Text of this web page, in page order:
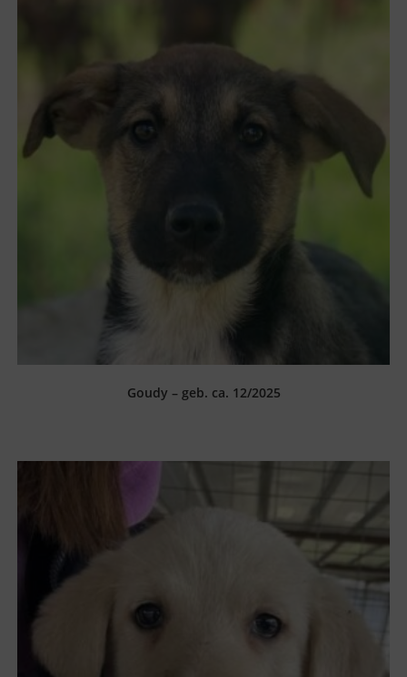
Goudy – geb. ca. 12/2025